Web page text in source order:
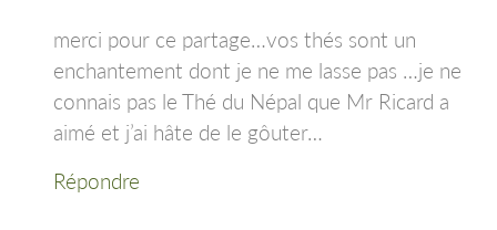
merci pour ce partage…vos thés sont un
enchantement dont je ne me lasse pas …je ne
connais pas le Thé du Népal que Mr Ricard a
aimé et j’ai hâte de le gôuter…
Répondre